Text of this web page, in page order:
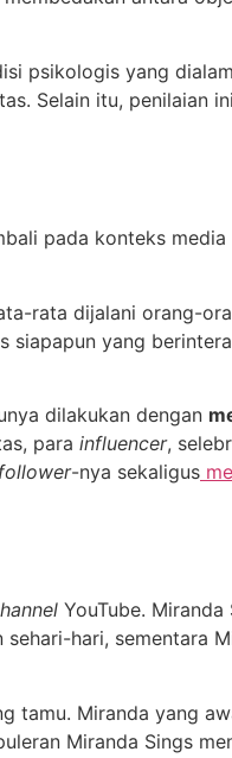
psikologis yang
Selain itu, penilaian
pada konteks media
rata dijalani orang-
siapapun yang
dilakukan dengan
para influencer,
follower-nya sekaligus
YouTube.
sehari-hari, sementara
tamu. Miranda yang
Miranda Sings